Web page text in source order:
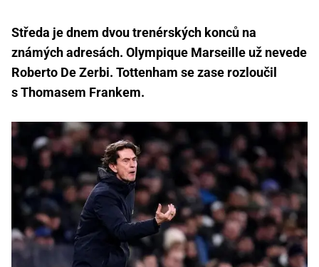
Středa je dnem dvou trenérských konců na
známých adresách. Olympique Marseille už nevede
Roberto De Zerbi. Tottenham se zase rozloučil
s Thomasem Frankem.